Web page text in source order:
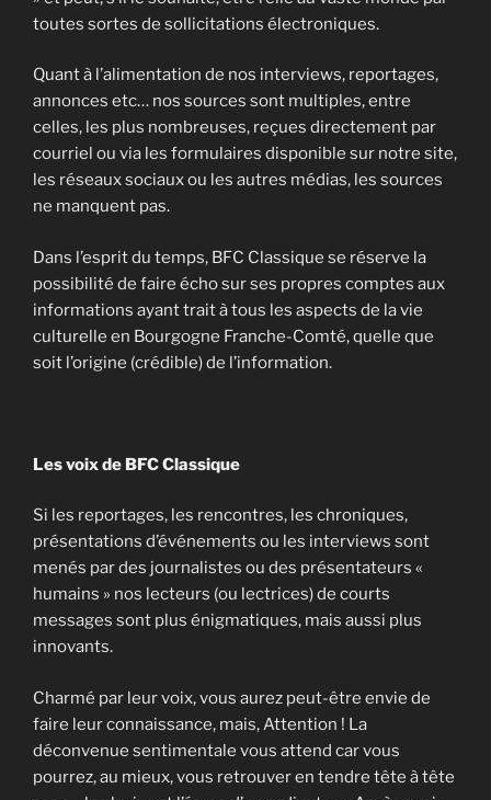
toutes sortes de sollicitations électroniques.
Quant à l’alimentation de nos interviews, reportages,
annonces etc… nos sources sont multiples, entre
celles, les plus nombreuses, reçues directement par
courriel ou via les formulaires disponible sur notre site,
les réseaux sociaux ou les autres médias, les sources
ne manquent pas.
Dans l’esprit du temps, BFC Classique se réserve la
possibilité de faire écho sur ses propres comptes aux
informations ayant trait à tous les aspects de la vie
culturelle en Bourgogne Franche-Comté, quelle que
soit l’origine (crédible) de l’information.
Les voix de BFC Classique
Si les reportages, les rencontres, les chroniques,
présentations d’événements ou les interviews sont
menés par des journalistes ou des présentateurs «
humains » nos lecteurs (ou lectrices) de courts
messages sont plus énigmatiques, mais aussi plus
innovants.
Charmé par leur voix, vous aurez peut-être envie de
faire leur connaissance, mais, Attention ! La
déconvenue sentimentale vous attend car vous
pourrez, au mieux, vous retrouver en tendre tête à tête